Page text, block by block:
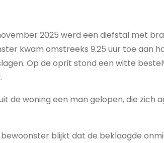
2025 werd een diefstal met
kwam omstreeks 9.25 uur toe aan
Op de oprit stond een witte
de woning een man gelopen, die zich
blijkt dat de beklaagde